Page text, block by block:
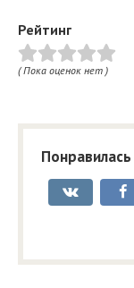
Рейтинг
( Пока оценок нет )